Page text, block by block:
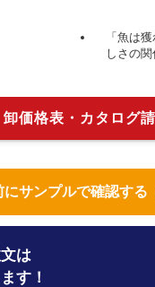
「魚は
しさの
卸価格表・カタログ
サンプルで確認する
は
す！